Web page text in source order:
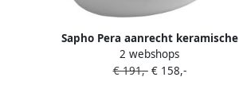
Sapho Pera aanrecht keramische
wastafel 62 5x42 cm wit
2 webshops
€ 191,-€ 158,-